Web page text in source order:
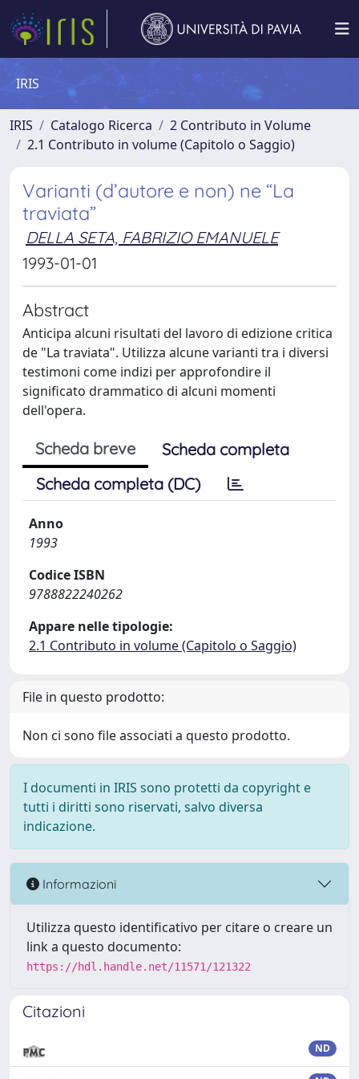
IRIS
IRIS Catalogo Ricerca
2 Contributo in Volume
2.1 Contributo in volume (Capitolo o Saggio)
Varianti (d’autore e non) ne “La
traviata”
DELLA SETA, FABRIZIO EMANUELE
1993-01-01
Abstract
Anticipa alcuni risultati del lavoro di edizione critica
de "La traviata". Utilizza alcune varianti tra i diversi
testimoni come indizi per approfondire il
significato drammatico di alcuni momenti
dell'opera.
Scheda breve
Scheda completa
Scheda completa (DC)
Anno
1993
Codice ISBN
9788822240262
Appare nelle tipologie:
2.1 Contributo in volume (Capitolo o Saggio)
File in questo prodotto:
Non ci sono file associati a questo prodotto.
I documenti in IRIS sono protetti da copyright e
tutti i diritti sono riservati, salvo diversa
indicazione.
Informazioni
Utilizza questo identificativo per citare o creare un
link a questo documento:
https://hdl.handle.net/11571/121322
Citazioni
ND